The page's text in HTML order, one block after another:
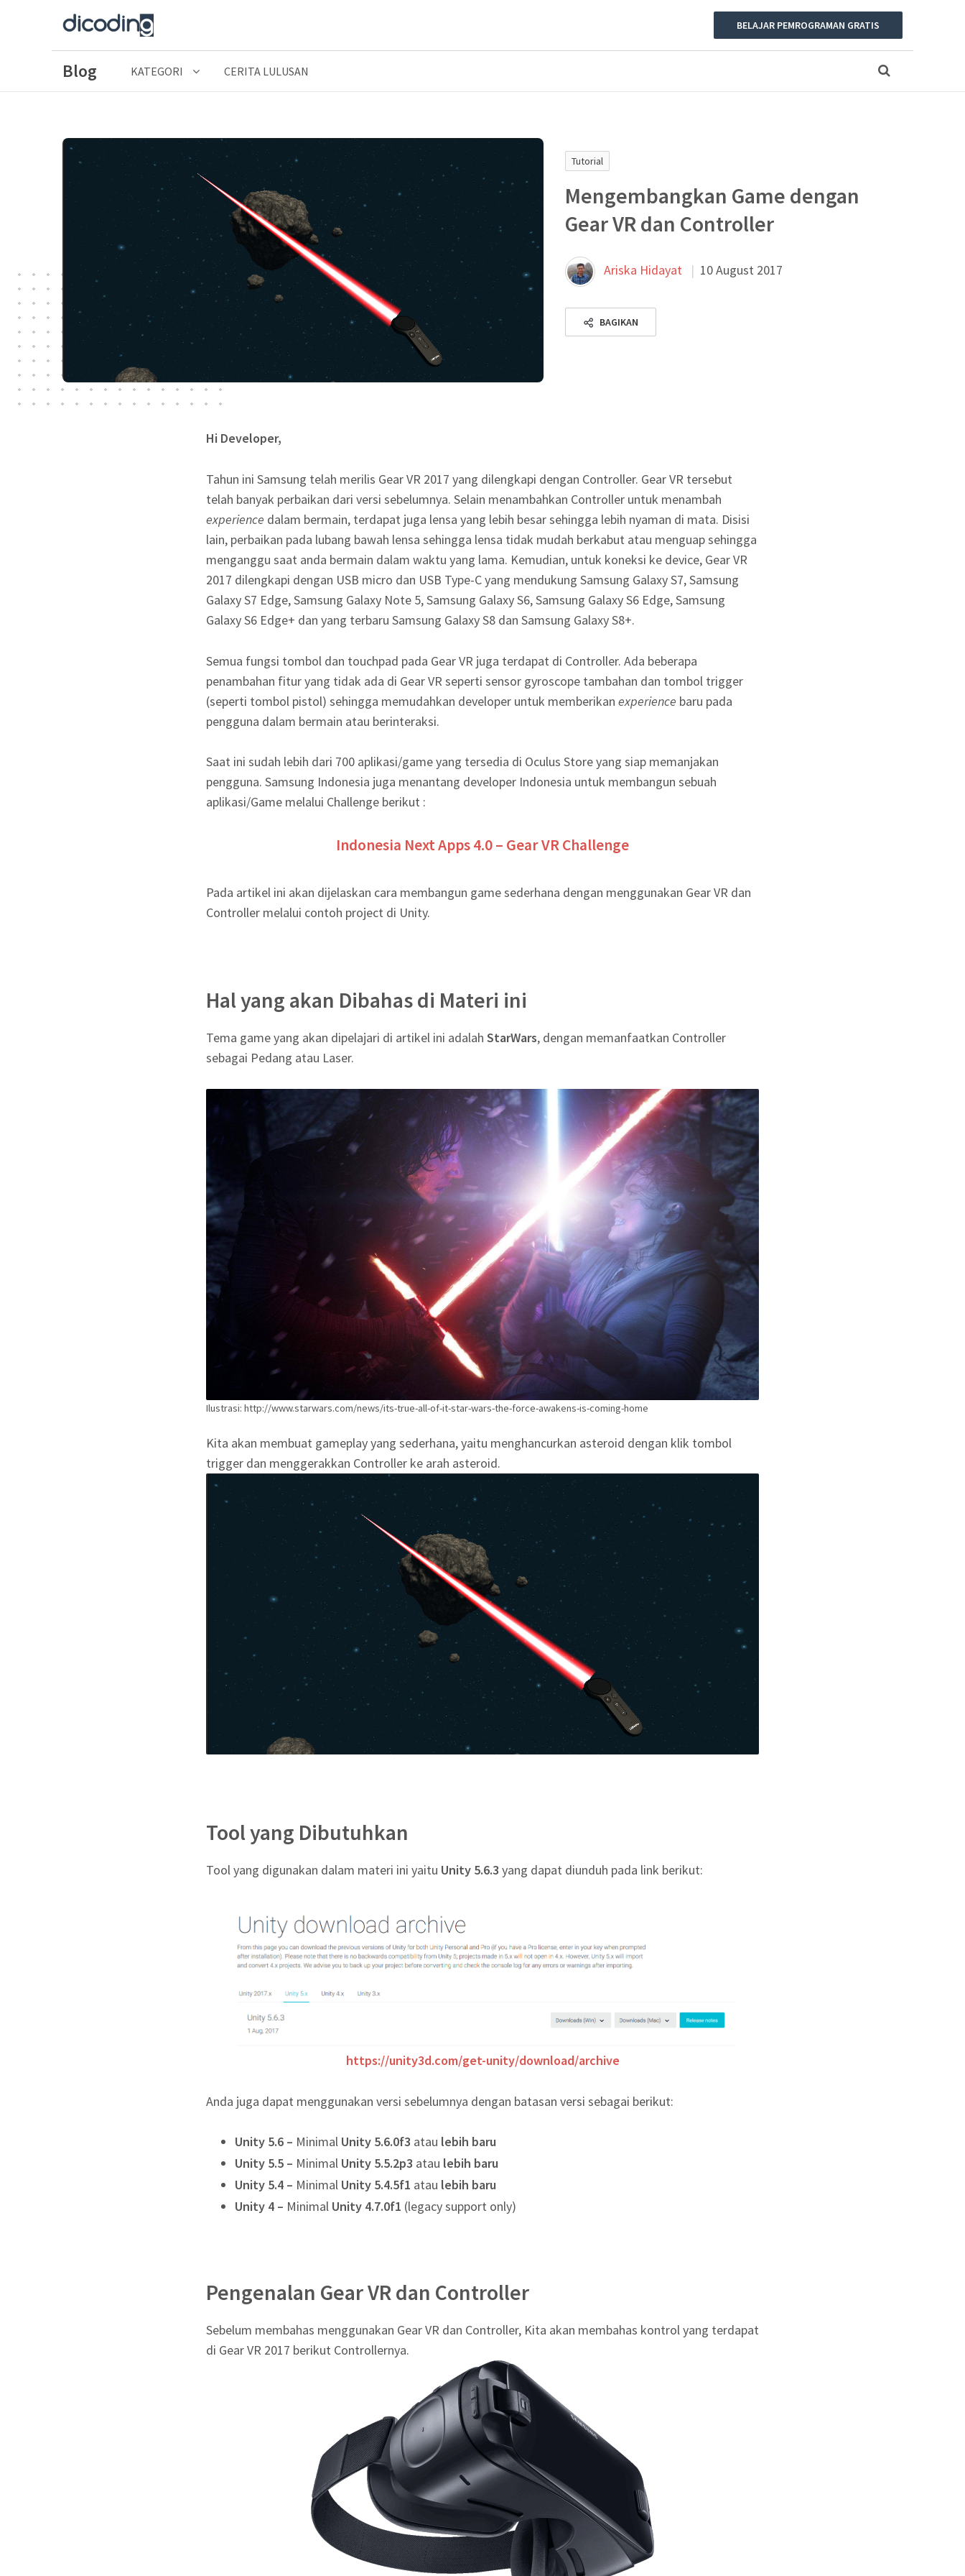
BELAJAR PEMROGRAMAN GRATIS
Blog KATEGORI CERITA LULUSAN
Tutorial
Mengembangkan Game dengan
Gear VR dan Controller
Ariska Hidayat 10 August 2017
BAGIKAN
Hi Developer,
Tahun ini Samsung telah merilis Gear VR 2017 yang dilengkapi dengan Controller. Gear VR tersebut
telah banyak perbaikan dari versi sebelumnya. Selain menambahkan Controller untuk menambah
experience dalam bermain, terdapat juga lensa yang lebih besar sehingga lebih nyaman di mata. Disisi
lain, perbaikan pada lubang bawah lensa sehingga lensa tidak mudah berkabut atau menguap sehingga
menganggu saat anda bermain dalam waktu yang lama. Kemudian, untuk koneksi ke device, Gear VR
2017 dilengkapi dengan USB micro dan USB Type-C yang mendukung Samsung Galaxy S7, Samsung
Galaxy S7 Edge, Samsung Galaxy Note 5, Samsung Galaxy S6, Samsung Galaxy S6 Edge, Samsung
Galaxy S6 Edge+ dan yang terbaru Samsung Galaxy S8 dan Samsung Galaxy S8+.
Semua fungsi tombol dan touchpad pada Gear VR juga terdapat di Controller. Ada beberapa
penambahan fitur yang tidak ada di Gear VR seperti sensor gyroscope tambahan dan tombol trigger
(seperti tombol pistol) sehingga memudahkan developer untuk memberikan experience baru pada
pengguna dalam bermain atau berinteraksi.
Saat ini sudah lebih dari 700 aplikasi/game yang tersedia di Oculus Store yang siap memanjakan
pengguna. Samsung Indonesia juga menantang developer Indonesia untuk membangun sebuah
aplikasi/Game melalui Challenge berikut :
Indonesia Next Apps 4.0 – Gear VR Challenge
Pada artikel ini akan dijelaskan cara membangun game sederhana dengan menggunakan Gear VR dan
Controller melalui contoh project di Unity.
Hal yang akan Dibahas di Materi ini
Tema game yang akan dipelajari di artikel ini adalah StarWars, dengan memanfaatkan Controller
sebagai Pedang atau Laser.
Ilustrasi: http://www.starwars.com/news/its-true-all-of-it-star-wars-the-force-awakens-is-coming-home
Kita akan membuat gameplay yang sederhana, yaitu menghancurkan asteroid dengan klik tombol
trigger dan menggerakkan Controller ke arah asteroid.
Tool yang Dibutuhkan
Tool yang digunakan dalam materi ini yaitu Unity 5.6.3 yang dapat diunduh pada link berikut:
https://unity3d.com/get-unity/download/archive
Anda juga dapat menggunakan versi sebelumnya dengan batasan versi sebagai berikut:
Unity 5.6 – Minimal Unity 5.6.0f3 atau lebih baru
Unity 5.5 – Minimal Unity 5.5.2p3 atau lebih baru
Unity 5.4 – Minimal Unity 5.4.5f1 atau lebih baru
Unity 4 – Minimal Unity 4.7.0f1 (legacy support only)
Pengenalan Gear VR dan Controller
Sebelum membahas menggunakan Gear VR dan Controller, Kita akan membahas kontrol yang terdapat
di Gear VR 2017 berikut Controllernya.